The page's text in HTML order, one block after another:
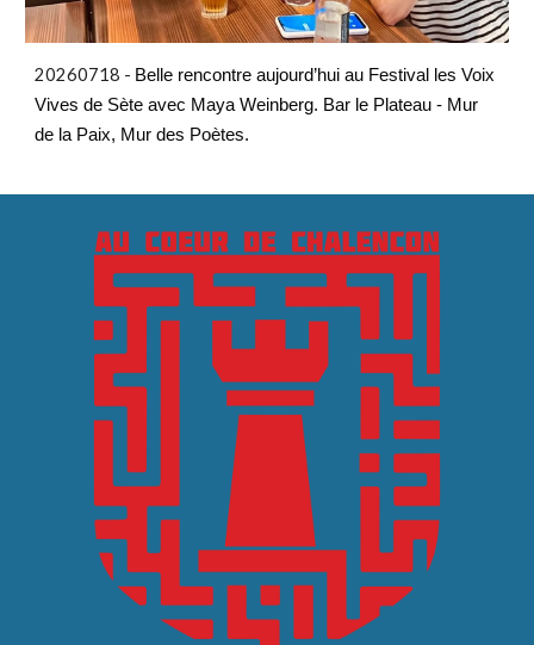
20260718 - Belle rencontre aujourd’hui au Festival les Voix
Vives de Sète avec Maya Weinberg. Bar le Plateau - Mur
de la Paix, Mur des Poètes.